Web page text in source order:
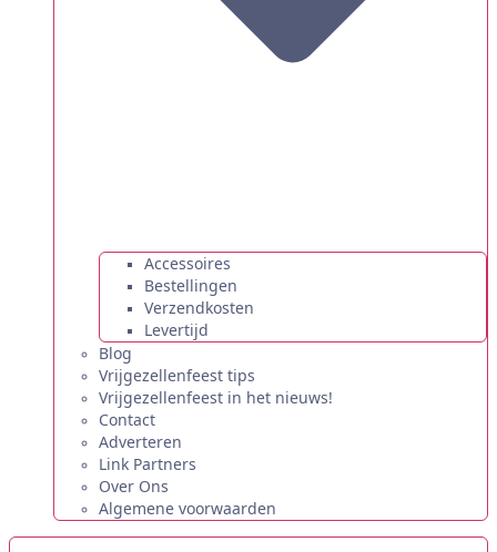
Accessoires
Bestellingen
Verzendkosten
Levertijd
Blog
Vrijgezellenfeest tips
Vrijgezellenfeest in het nieuws!
Contact
Adverteren
Link Partners
Over Ons
Algemene voorwaarden